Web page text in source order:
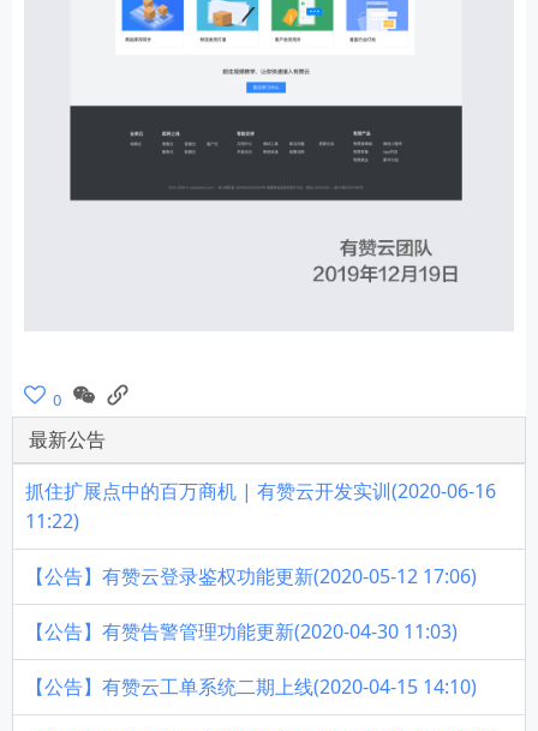
0
最新公告
抓住扩展点中的百万商机 | 有赞云开发实训(2020-06-16
11:22)
【公告】有赞云登录鉴权功能更新(2020-05-12 17:06)
【公告】有赞告警管理功能更新(2020-04-30 11:03)
【公告】有赞云工单系统二期上线(2020-04-15 14:10)